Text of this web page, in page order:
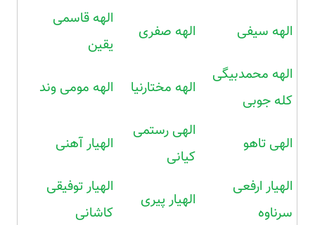
الهه سیفی الهه صفری
الهه قاسمی
یقین
الهه محمدبیگی
کله جوبی
الهه مختارنیا الهه مومی وند
الهی تاهو
الهی رستمی
کیانی
الهیار آهنی
الهیار ارفعی
سرناوه
الهیار پیری
الهیار توفیقی
کاشانی